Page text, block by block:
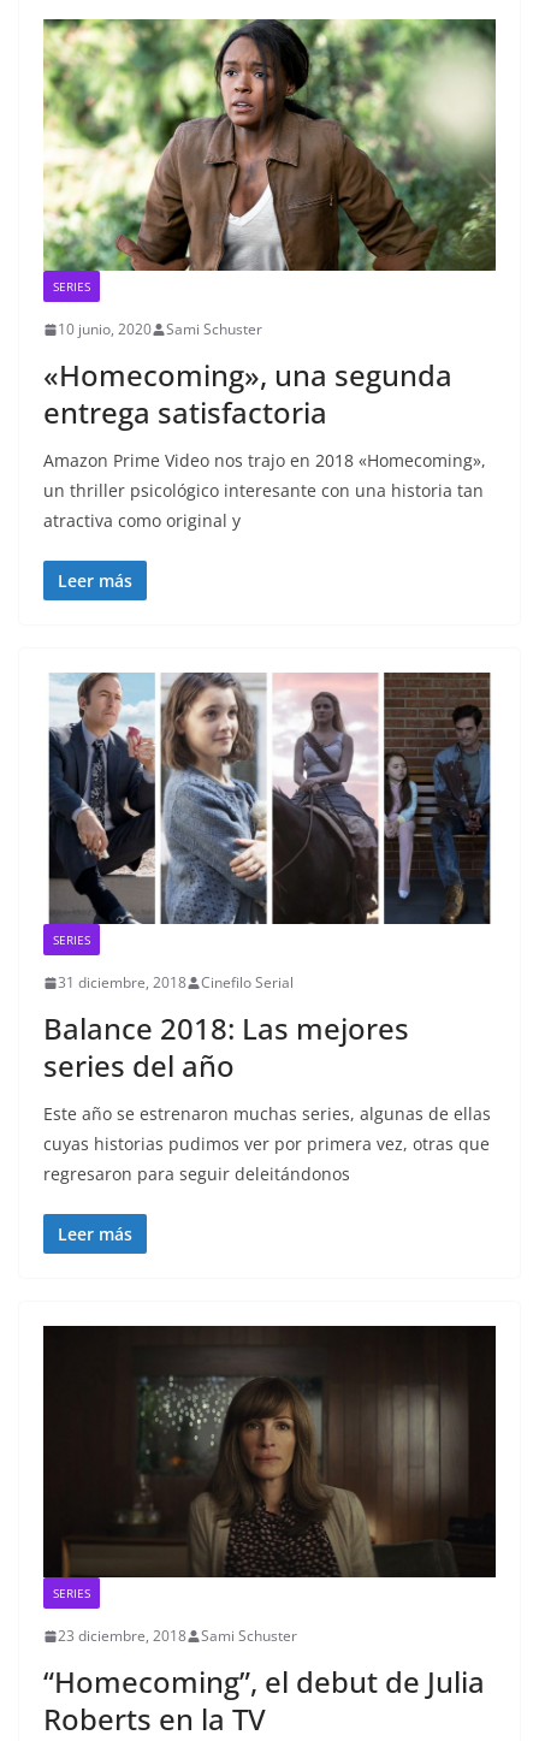
SERIES
10 junio, 2020 Sami Schuster
«Homecoming», una segunda
entrega satisfactoria
Amazon Prime Video nos trajo en 2018 «Homecoming»,
un thriller psicológico interesante con una historia tan
atractiva como original y
Leer más
SERIES
31 diciembre, 2018 Cinefilo Serial
Balance 2018: Las mejores
series del año
Este año se estrenaron muchas series, algunas de ellas
cuyas historias pudimos ver por primera vez, otras que
regresaron para seguir deleitándonos
Leer más
SERIES
23 diciembre, 2018 Sami Schuster
“Homecoming”, el debut de Julia
Roberts en la TV